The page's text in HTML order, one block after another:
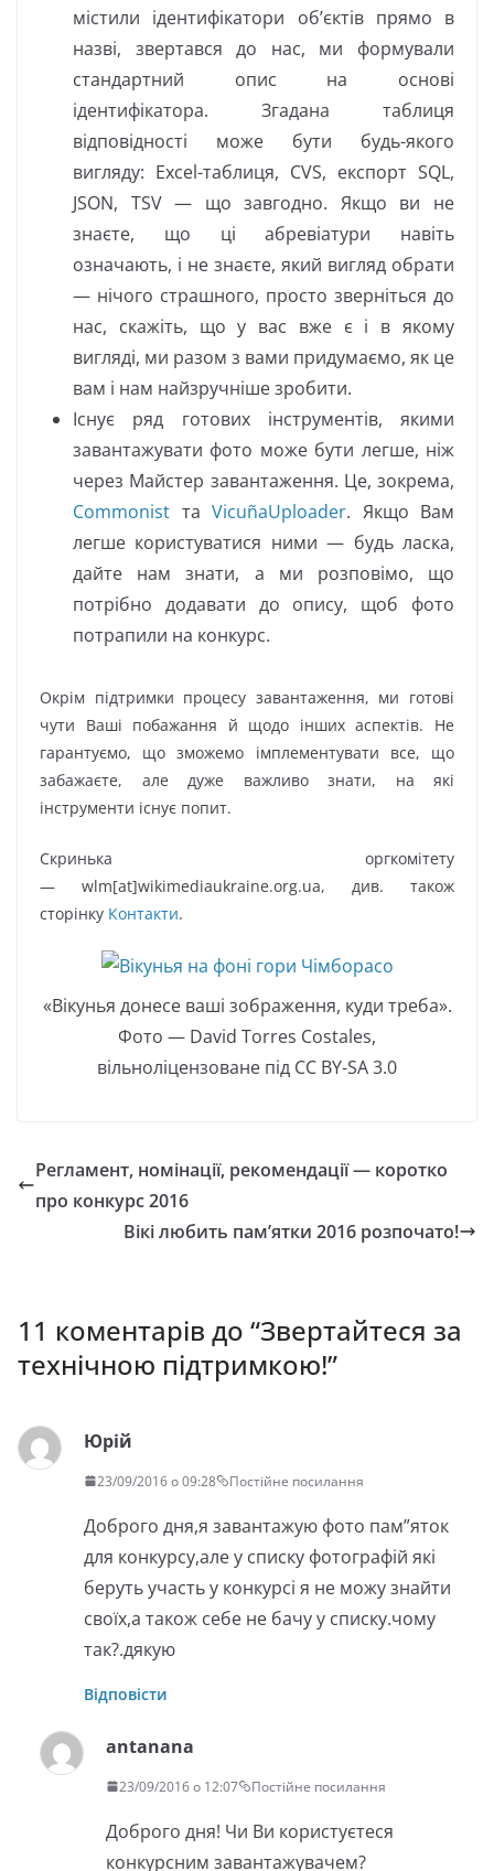
містили ідентифікатори об’єктів прямо в
назві, звертався до нас, ми формували
стандартний опис на основі
ідентифікатора. Згадана таблиця
відповідності може бути будь-якого
вигляду: Excel-таблиця, CVS, експорт SQL,
JSON, TSV — що завгодно. Якщо ви не
знаєте, що ці абревіатури навіть
означають, і не знаєте, який вигляд обрати
— нічого страшного, просто зверніться до
нас, скажіть, що у вас вже є і в якому
вигляді, ми разом з вами придумаємо, як це
вам і нам найзручніше зробити.
Існує ряд готових інструментів, якими
завантажувати фото може бути легше, ніж
через Майстер завантаження. Це, зокрема,
Commonist та VicuñaUploader. Якщо Вам
легше користуватися ними — будь ласка,
дайте нам знати, а ми розповімо, що
потрібно додавати до опису, щоб фото
потрапили на конкурс.
Окрім підтримки процесу завантаження, ми готові
чути Ваші побажання й щодо інших аспектів. Не
гарантуємо, що зможемо імплементувати все, що
забажаєте, але дуже важливо знати, на які
інструменти існує попит.
Скринька оргкомітету
— wlm[at]wikimediaukraine.org.ua, див. також
сторінку Контакти.
«Вікунья донесе ваші зображення, куди треба».
Фото — David Torres Costales,
вільноліцензоване під CC BY-SA 3.0
Регламент, номінації, рекомендації — коротко
про конкурс 2016
Вікі любить пам’ятки 2016 розпочато!
11 коментарів до “Звертайтеся за
технічною підтримкою!”
Юрій
23/09/2016 о 09:28 Постійне посилання
Доброго дня,я завантажую фото пам”яток
для конкурсу,але у списку фотографій які
беруть участь у конкурсі я не можу знайти
своїх,а також себе не бачу у списку.чому
так?.дякую
Відповісти
antanana
23/09/2016 о 12:07 Постійне посилання
Доброго дня! Чи Ви користуєтеся
конкурсним завантажувачем?